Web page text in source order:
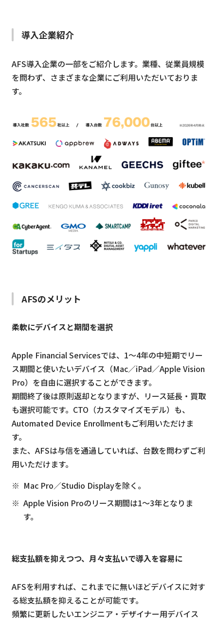
導入企業紹介
AFS導入企業の一部をご紹介します。業種、従業員規模
を問わず、さまざまな企業にご利用いただいておりま
す。
AFSのメリット
柔軟にデバイスと期間を選択
Apple Financial Servicesでは、1〜4年の中短期でリー
ス期間と使いたいデバイス（Mac／iPad／Apple Vision
Pro）を自由に選択することができます。
期間終了後は原則返却となりますが、リース延長・買取
も選択可能です。CTO（カスタマイズモデル）も、
Automated Device Enrollmentもご利用いただけま
す。
また、AFSは与信を通過していれば、台数を問わずご利
用いただけます。
Mac Pro／Studio Displayを除く。
Apple Vision Proのリース期間は1〜3年となりま
す。
総支払額を抑えつつ、月々支払いで導入を容易に
AFSを利用すれば、これまでに無いほどデバイスに対す
る総支払額を抑えることが可能です。
頻繁に更新したいエンジニア・デザイナー用デバイス